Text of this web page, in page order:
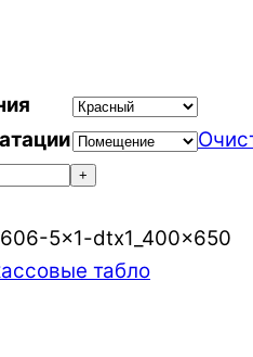
+
5x1-dtx1_400x650
табло